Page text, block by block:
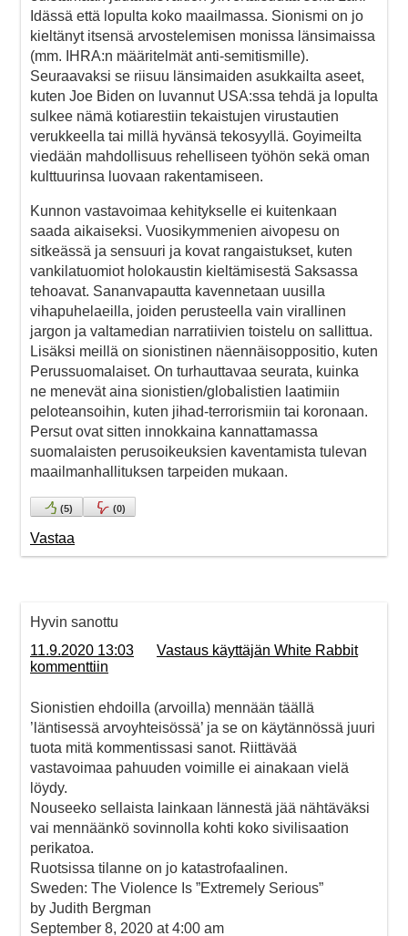
Idässä että lopulta koko maailmassa. Sionismi on jo
kieltänyt itsensä arvostelemisen monissa länsimaissa
(mm. IHRA:n määritelmät anti-semitismille).
Seuraavaksi se riisuu länsimaiden asukkailta aseet,
kuten Joe Biden on luvannut USA:ssa tehdä ja lopulta
sulkee nämä kotiarestiin tekaistujen virustautien
verukkeella tai millä hyvänsä tekosyyllä. Goyimeilta
viedään mahdollisuus rehelliseen työhön sekä oman
kulttuurinsa luovaan rakentamiseen.
Kunnon vastavoimaa kehitykselle ei kuitenkaan
saada aikaiseksi. Vuosikymmenien aivopesu on
sitkeässä ja sensuuri ja kovat rangaistukset, kuten
vankilatuomiot holokaustin kieltämisestä Saksassa
tehoavat. Sananvapautta kavennetaan uusilla
vihapuhelaeilla, joiden perusteella vain virallinen
jargon ja valtamedian narratiivien toistelu on sallittua.
Lisäksi meillä on sionistinen näennäisoppositio, kuten
Perussuomalaiset. On turhauttavaa seurata, kuinka
ne menevät aina sionistien/globalistien laatimiin
peloteansoihin, kuten jihad-terrorismiin tai koronaan.
Persut ovat sitten innokkaina kannattamassa
suomalaisten perusoikeuksien kaventamista tulevan
maailmanhallituksen tarpeiden mukaan.
(5) (0)
Vastaa
Hyvin sanottu
11.9.2020 13:03
Vastaus käyttäjän White Rabbit
kommenttiin
Sionistien ehdoilla (arvoilla) mennään täällä
’läntisessä arvoyhteisössä’ ja se on käytännössä juuri
tuota mitä kommentissasi sanot. Riittävää
vastavoimaa pahuuden voimille ei ainakaan vielä
löydy.
Nouseeko sellaista lainkaan lännestä jää nähtäväksi
vai mennäänkö sovinnolla kohti koko sivilisaation
perikatoa.
Ruotsissa tilanne on jo katastrofaalinen.
Sweden: The Violence Is ”Extremely Serious”
by Judith Bergman
September 8, 2020 at 4:00 am